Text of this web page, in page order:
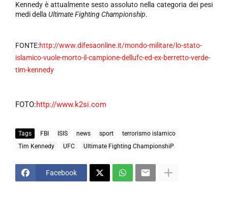
Kennedy è attualmente sesto assoluto nella categoria dei pesi
medi della Ultimate Fighting Championship.
FONTE:http://www.difesaonline.it/mondo-militare/lo-stato-
islamico-vuole-morto-il-campione-dellufc-ed-ex-berretto-verde-
tim-kennedy
FOTO:http://www.k2si.com
Tags FBI ISIS news sport
terrorismo islamico
Tim Kennedy
UFC Ultimate Fighting ChampionshiP
Facebook